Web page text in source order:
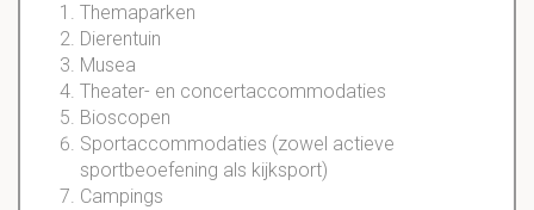
Themaparken
Dierentuin
Musea
Theater- en concertaccommodaties
Bioscopen
Sportaccommodaties (zowel actieve
sportbeoefening als kijksport)
Campings